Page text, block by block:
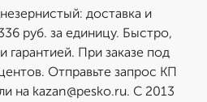
доставка и
руб. за единицу. Быстро,
гарантией. При заказе под
Отправьте запрос КП
на kazan@pesko.ru. С 2013